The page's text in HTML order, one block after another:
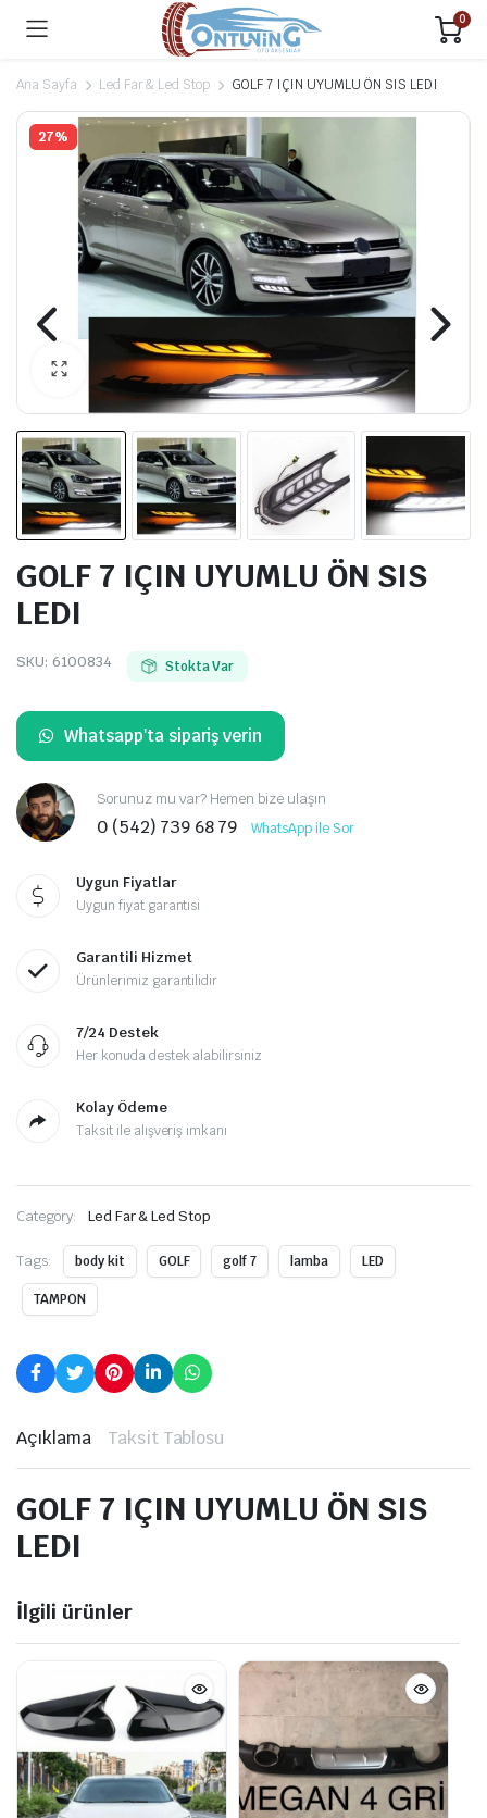
0
Ana Sayfa Led Far & Led Stop GOLF 7 IÇIN UYUMLU ÖN SIS LEDI
27%
GOLF 7 IÇIN UYUMLU ÖN SIS
LEDI
SKU: 6100834 Stokta Var
Whatsapp'ta sipariş verin
Sorunuz mu var? Hemen bize ulaşın
0 (542) 739 68 79 WhatsApp ile Sor
Uygun Fiyatlar
Uygun fiyat garantisi
Garantili Hizmet
Ürünlerimiz garantilidir
7/24 Destek
Her konuda destek alabilirsiniz
Kolay Ödeme
Taksit ile alışveriş imkanı
Category: Led Far & Led Stop
Tags: body kit GOLF golf 7 lamba LED
TAMPON
Açıklama Taksit Tablosu
GOLF 7 IÇIN UYUMLU ÖN SIS
LEDI
İlgili ürünler